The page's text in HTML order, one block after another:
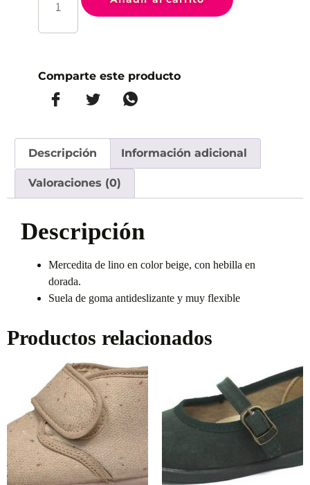
Comparte este producto
Descripción Información adicional
Valoraciones (0)
Descripción
Mercedita de lino en color beige, con hebilla en
dorada.
Suela de goma antideslizante y muy flexible
Productos relacionados